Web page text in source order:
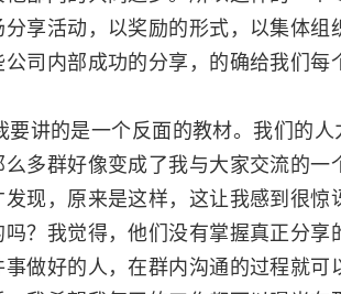
享活动，以奖励的形式，以集体
司内部成功的分享，的确给我们
讲的是一个反面的教材。我们的
多群好像变成了我与大家交流的
现，原来是这样，这让我感到很
？我觉得，他们没有掌握真正分
做好的人，在群内沟通的过程就